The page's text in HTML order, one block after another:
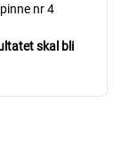
nr 4
skal bli